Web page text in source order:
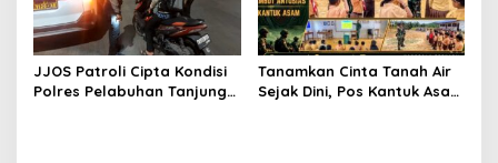
JJOS Patroli Cipta Kondisi
Polres Pelabuhan Tanjung
Tanamkan Cinta Tanah Air
Sejak Dini, Pos Kantuk Asam